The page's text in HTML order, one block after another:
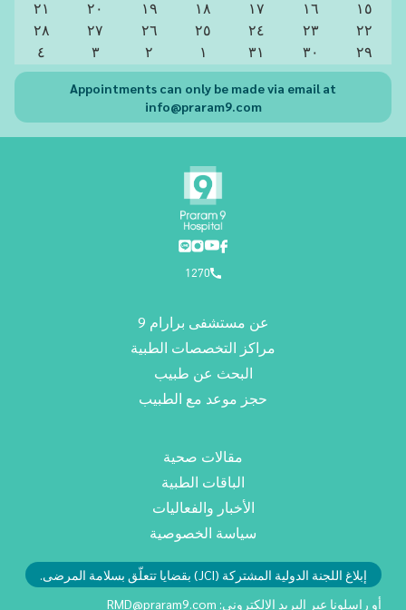
١٥
١٦ ١٧ ١٨ ١٩ ٢٠
٢١
٢٢
٢٣ ٢٤ ٢٥ ٢٦ ٢٧
٢٨
٢٩
٣٠ ٣١ ١ ٢ ٣ ٤
Appointments can only be made via email at
info@praram9.com
1270
عن مستشفى برارام 9
مراكز التخصصات الطبية
البحث عن طبيب
حجز موعد مع الطبيب
مقالات صحية
الباقات الطبية
الأخبار والفعاليات
سياسة الخصوصية
إبلاغ اللجنة الدولية المشتركة (JCI) بقضايا تتعلّق بسلامة المرضى.
أو راسلونا عبر البريد الإلكتروني: RMD@praram9.com